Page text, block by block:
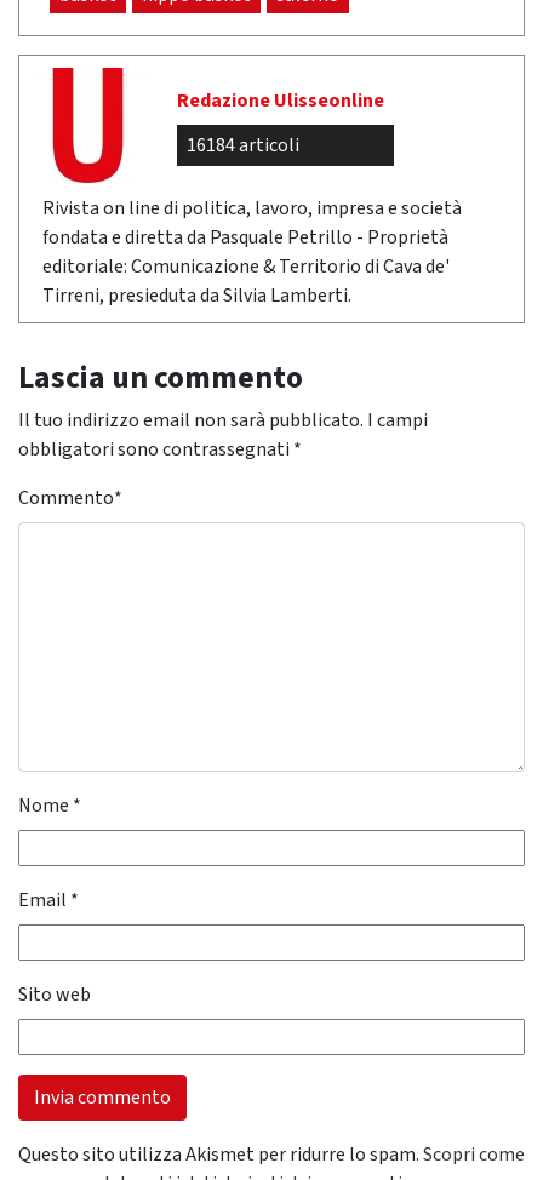
Redazione Ulisseonline
16184 articoli
Rivista on line di politica, lavoro, impresa e società
fondata e diretta da Pasquale Petrillo - Proprietà
editoriale: Comunicazione & Territorio di Cava de'
Tirreni, presieduta da Silvia Lamberti.
Lascia un commento
Il tuo indirizzo email non sarà pubblicato. I campi
obbligatori sono contrassegnati *
Commento*
Nome *
Email *
Sito web
Questo sito utilizza Akismet per ridurre lo spam.Scopri come